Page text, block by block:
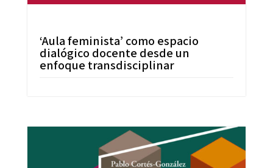
‘Aula feminista’ como espacio
dialógico docente desde un
enfoque transdisciplinar